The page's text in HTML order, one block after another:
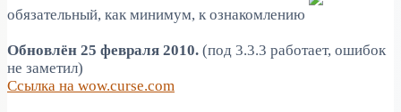
обязательный, как минимум, к ознакомлению
Обновлён 25 февраля 2010. (под 3.3.3 работает, ошибок
не заметил)
Ссылка на wow.curse.com